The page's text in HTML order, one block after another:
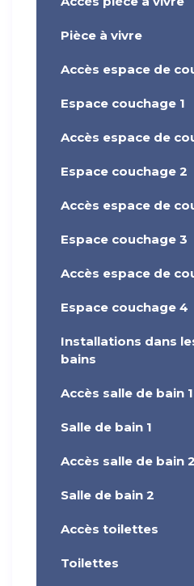
Pièce à vivre
Accès espace de
Espace couchage 1
Accès espace de
Espace couchage 2
Accès espace de
Espace couchage 3
Accès espace de
Espace couchage 4
Installations dans
bains
Accès salle de bain 1
Salle de bain 1
Accès salle de bain 2
Salle de bain 2
Accès toilettes
Toilettes